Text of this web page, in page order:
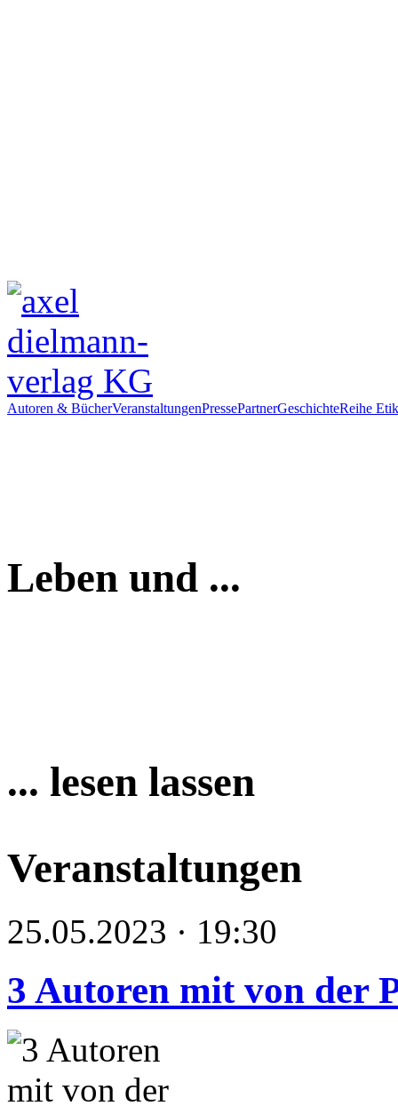
Autoren & BücherVeranstaltungenPressePartnerGeschichteReihe
Leben und ...
... lesen lassen
Veranstaltungen
25.05.2023 · 19:30
3 Autoren mit von der